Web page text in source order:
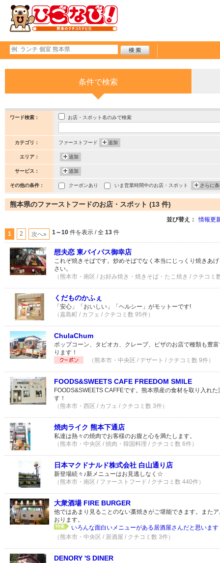
条件で検索
ワード検索： お店・スポット名のみで検索
カテゴリ： ファーストフード 追加
エリア： 追加
サービス： 追加
その他の条件： クーポンあり いま営業時間中のお店・スポット さらに
熊本県のファーストフードのお店・スポット (13 件)
並び替え： 情報更
1 2 次へ» 1～10 件を表示 / 全 13 件
想夫恋 東バイパス御幸店
これぞ焼きそばです。炒めそばでなく本当にじっくり焼きあ
さい。
（熊本市・南区 / お好み焼き・焼きそば・たこ焼き / クチコミ
くだものかふぇ
「安心」「おいしい」「ヘルシー」がモットーです!
（嘉島町 / カフェ / クチコミ数 95件）
ChulaChum
ポップコーン、タピオカ、クレープ、ピザのお店で種類も豊
ります！
（熊本市・中央区 / デザート / クチコミ数 9件）
FOODS&SWEETS CAFE FREEDOM SMILE
FOODS&SWEETS CAFFEです。熊本県産の食材を取り入れ
す！
（熊本市・西区 / カフェ / クチコミ数 3件）
焼肉ライク 熊本下通店
私達は熱々の焼肉でお客様のお腹と心を満たします。
（熊本市・中央区 / 焼肉・韓国料理 / クチコミ数 6件）
日本マクドナルド株式会社 白山通り店
新登場続々♪新メニューはお見逃しなく☆
（熊本市・南区 / ファーストフード / クチコミ数 440件）
大衆酒場 FIRE BURGER
他ではあまり見ることのない藁焼きがご堪能できます。また
おります。
いろんな面白いメニューがある居酒屋さんだと思いま
（熊本市・中央区 / 居酒屋 / クチコミ数 3件）
DENORY 'S DINER